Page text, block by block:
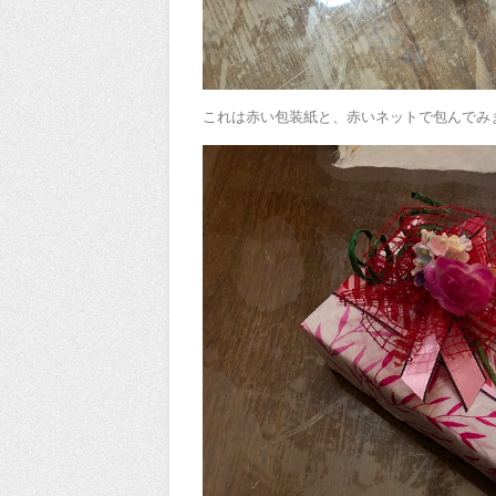
これは赤い包装紙と、赤いネットで包んでみ